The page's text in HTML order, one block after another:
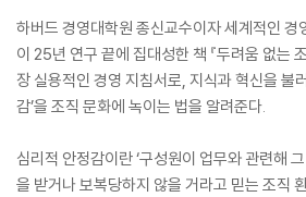
하버드 경영대학원 종신교수이자 세계적인 경
이 25년 연구 끝에 집대성한 책 『두려움 없는
장 실용적인 경영 지침서로, 지식과 혁신을 불
감’을 조직 문화에 녹이는 법을 알려준다.
심리적 안정감이란 ‘구성원이 업무와 관련해
을 받거나 보복당하지 않을 거라고 믿는 조직